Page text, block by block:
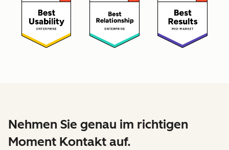
Nehmen Sie genau im richtigen
Moment Kontakt auf.